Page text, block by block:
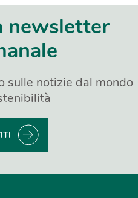
newsletter
sulle notizie dal mondo